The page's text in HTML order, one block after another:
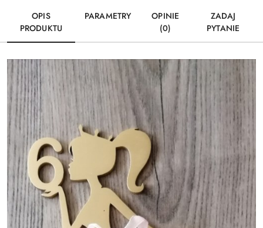
OPIS
PRODUKTU
PARAMETRY
OPINIE
(0)
ZADAJ
PYTANIE